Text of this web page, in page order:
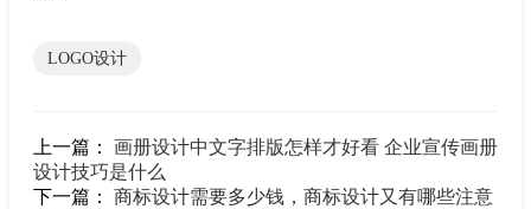
LOGO设计
上一篇： 画册设计中文字排版怎样才好看 企业宣传画册
设计技巧是什么
下一篇： 商标设计需要多少钱，商标设计又有哪些注意